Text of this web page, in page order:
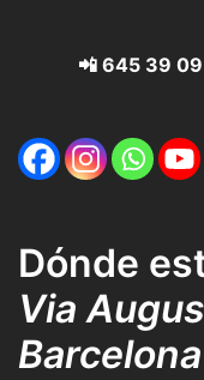
📲 645 39
Dónde
Via
Barcelona